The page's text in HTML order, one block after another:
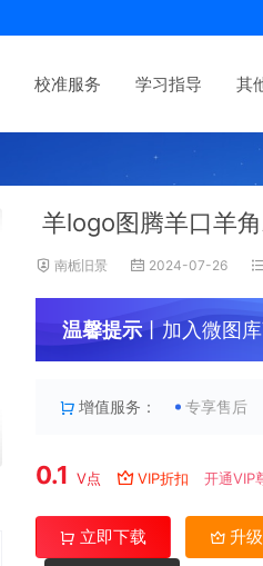
校准服务 学习指导 其
羊logo图腾羊口羊
南栀旧景 2024-07-26
温馨提示丨加入微图
增值服务： 专享售后
0.1 V点 VIP折扣 开通VIP
立即下载 升